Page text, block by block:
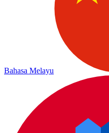
Bahasa Melayu